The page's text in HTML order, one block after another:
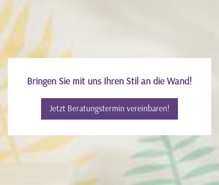
Texte und Bilder: Erfurt
Bringen Sie mit uns Ihren Stil an die Wand!
Jetzt Beratungstermin vereinbaren!